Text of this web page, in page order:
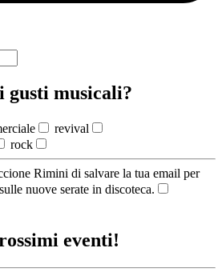
gusti musicali?
revival
rock
Rimini di salvare la tua email per
nuove serate in discoteca.
eventi!